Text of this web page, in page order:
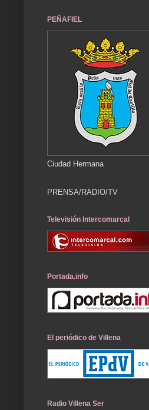
PEÑAFIEL
Ciudad Hermana
PRENSA/RADIO/TV
Televisión Intercomarcal
Portada.info
El periódico de Villena
Radio Villena Ser